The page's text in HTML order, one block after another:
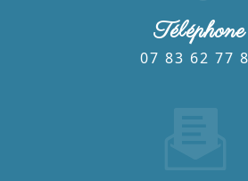
Téléphone
07 83 62 77